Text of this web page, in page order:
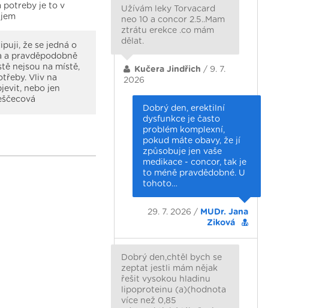
potreby je to v
že se jedná o
a pravděpodobně
nejsou na místě,
Vliv na
nebo jen
Užívám leky Torvacard
neo 10 a concor 2.5..Mam
ztrátu erekce .co mám
dělat.
Kučera Jindřich / 9. 7.
2026
Dobrý den, erektilní
dysfunkce je často
problém komplexní,
pokud máte obavy, že jí
způsobuje jen vaše
medikace - concor, tak je
to méně pravdědobné. U
tohoto…
29. 7. 2026 / MUDr. Jana
Ziková
Dobrý den,chtěl bych se
zeptat jestli mám nějak
řešit vysokou hladinu
lipoproteinu (a)(hodnota
více než 0,85